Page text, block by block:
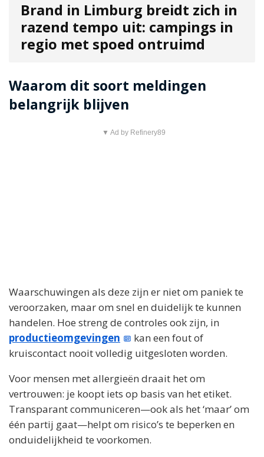
Brand in Limburg breidt zich in
razend tempo uit: campings in
regio met spoed ontruimd
Waarom dit soort meldingen
belangrijk blijven
▼ Ad by Refinery89
Waarschuwingen als deze zijn er niet om paniek te
veroorzaken, maar om snel en duidelijk te kunnen
handelen. Hoe streng de controles ook zijn, in
productieomgevingen
kan een fout of
kruiscontact nooit volledig uitgesloten worden.
Voor mensen met allergieën draait het om
vertrouwen: je koopt iets op basis van het etiket.
Transparant communiceren—ook als het ‘maar’ om
één partij gaat—helpt om risico’s te beperken en
onduidelijkheid te voorkomen.